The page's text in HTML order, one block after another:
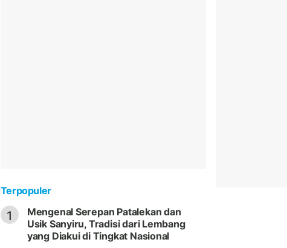
Terpopuler
1
Mengenal Serepan Patalekan dan
Usik Sanyiru, Tradisi dari Lembang
yang Diakui di Tingkat Nasional